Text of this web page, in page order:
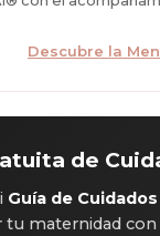
Descubre la
de
Guía de
tu maternidad